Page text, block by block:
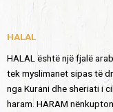
HALAL
HALAL është një fjalë
tek myslimanet sipas të
nga Kurani dhe sheriati i
haram. HARAM